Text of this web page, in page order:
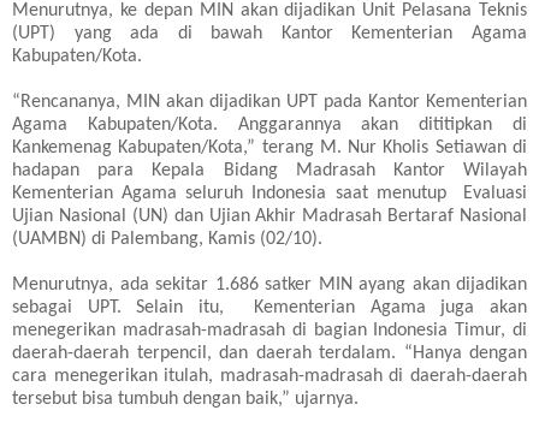
Menurutnya, ke depan MIN akan dijadikan Unit Pelasana Teknis
(UPT ) yang ada di bawah Kantor Kementerian Agama
Kabupaten/Kota.
“Rencananya, MIN akan dijadikan UPT
pada Kantor Kementerian
Agama Kabupaten/Kota. Anggarannya akan dititipkan di
Kankemenag Kabupaten/Kota,” terang M. Nur Kholis Setiawan di
hadapan para Kepala Bidang Madrasah Kantor Wilayah
Kementerian Agama seluruh Indonesia saat menutup Evaluasi
Ujian Nasional (UN) dan Ujian Akhir Madrasah Bertaraf Nasional
(UAMBN) di Palembang, Kamis (02/10).
Menurutnya, ada sekitar 1.686 satker MIN ayang akan dijadikan
sebagai
UPT . Selain itu, Kementerian Agama juga akan
menegerikan madrasah-madrasah di bagian Indonesia Timur, di
daerah-daerah terpencil, dan daerah terdalam. “Hanya dengan
cara menegerikan itulah, madrasah-madrasah di daerah-daerah
tersebut bisa tumbuh dengan baik,” ujarnya.